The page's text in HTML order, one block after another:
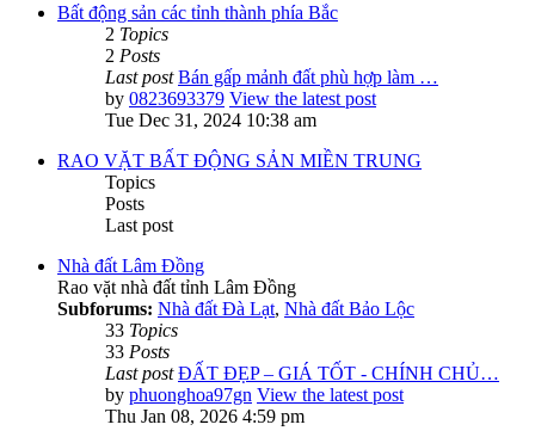
Bất động sản các tỉnh thành phía Bắc
2 Topics
2 Posts
Last post Bán gấp mảnh đất phù hợp làm …
by 0823693379 View the latest post
Tue Dec 31, 2024 10:38 am
RAO VẶT BẤT ĐỘNG SẢN MIỀN TRUNG
Topics
Posts
Last post
Nhà đất Lâm Đồng
Rao vặt nhà đất tỉnh Lâm Đồng
Subforums: Nhà đất Đà Lạt, Nhà đất Bảo Lộc
33 Topics
33 Posts
Last post ĐẤT ĐẸP – GIÁ TỐT - CHÍNH CHỦ…
by phuonghoa97gn View the latest post
Thu Jan 08, 2026 4:59 pm